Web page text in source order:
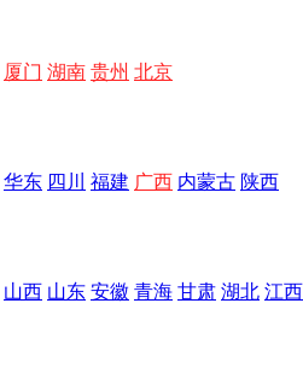
厦门 湖南 贵州 北京
华东 四川 福建 广西 内蒙古 陕西
山西 山东 安徽 青海 甘肃 湖北 江西